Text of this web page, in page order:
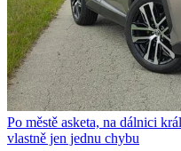
Po městě asketa, na dálnici
vlastně jen jednu chybu